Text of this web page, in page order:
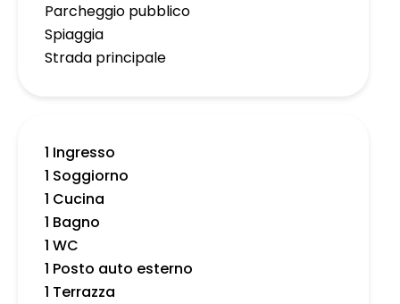
Parcheggio pubblico
Spiaggia
Strada principale
1 Ingresso
1 Soggiorno
1 Cucina
1 Bagno
1 WC
1 Posto auto esterno
1 Terrazza